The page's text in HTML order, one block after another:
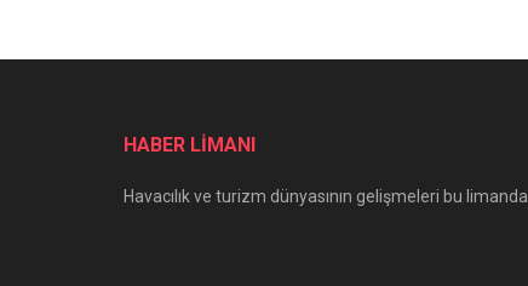
HABER LİMANI
Havacılık ve turizm dünyasının gelişmeleri bu limanda